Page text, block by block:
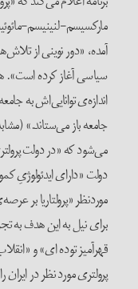
مارکسیسم-لنینیسم-
آمده، «دور نوینی از
سیاسی آغاز کرده
اندازه‌ی توانایی‌اش به
جامعه باز می‌ستاند.»
می‌شود که «در دولت
دولت «دارای ایدئولوژیِ
موردنظر «پرولتاریا بر
برای نیل به این هدف
قهرآمیز توده ای» و
پرولتری مورد نظر در